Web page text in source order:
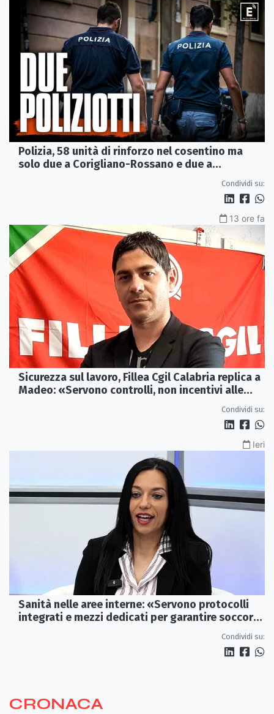
Polizia, 58 unità di rinforzo nel cosentino ma
solo due a Corigliano-Rossano e due a
Condividi su:
13 ore fa
Sicurezza sul lavoro, Fillea Cgil Calabria replica a
Madeo: «Servono controlli, non incentivi alle
Condividi su:
Ieri
Sanità nelle aree interne: «Servono protocolli
integrati e mezzi dedicati per garantire soccorsi
Condividi su:
CRONACA